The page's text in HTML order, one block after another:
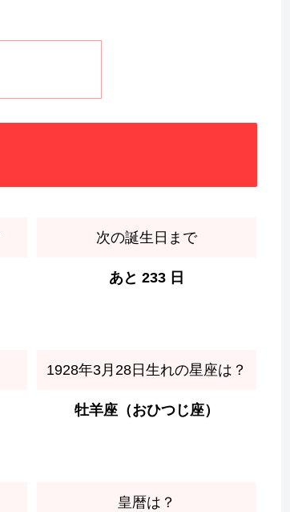
次の誕生日まで
あと 233 日
1928年3月28日生れの星座は？
牡羊座（おひつじ座）
皇暦は？